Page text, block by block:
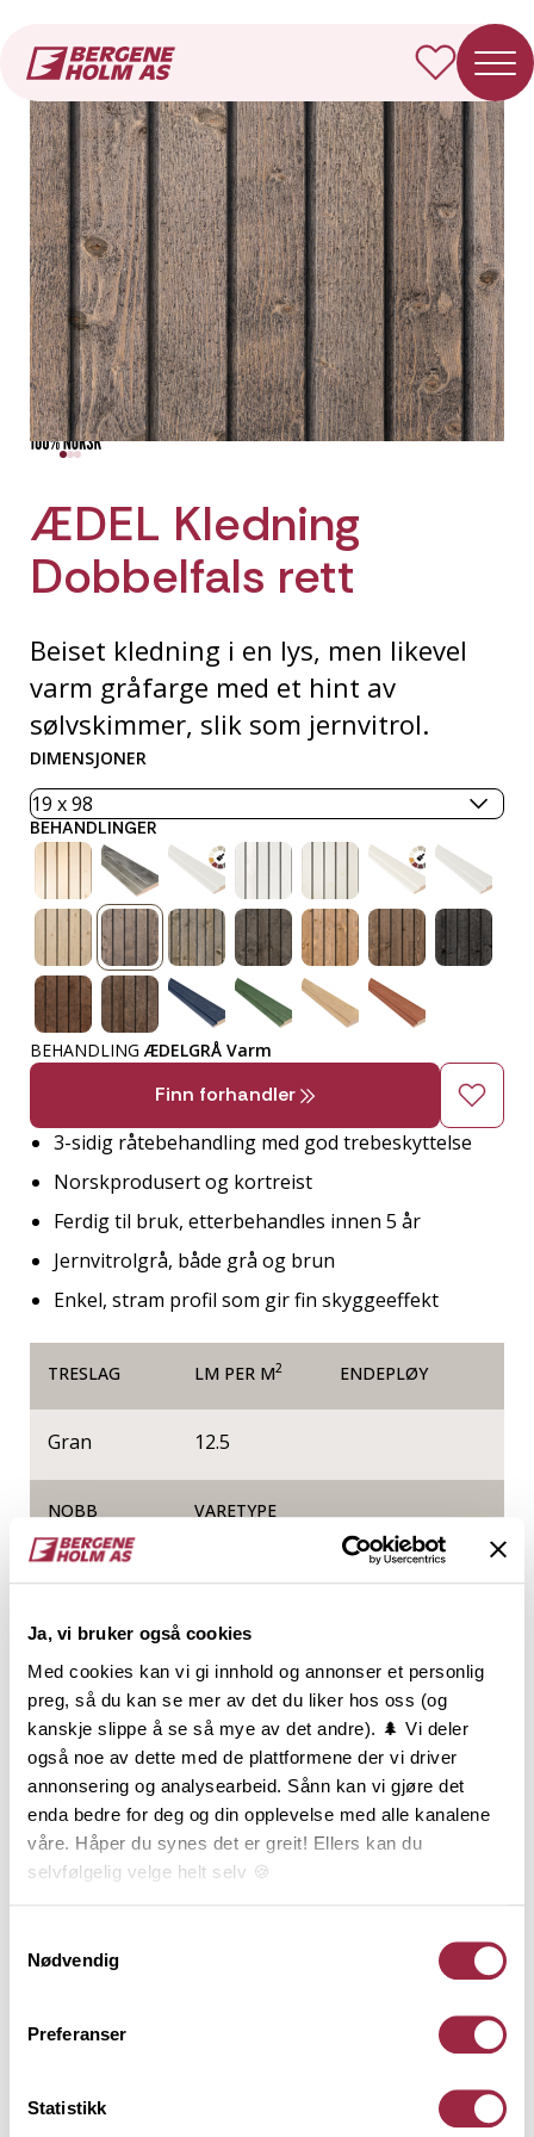
Ja, vi bruker også cookies
Med cookies kan vi gi innhold og annonser et personlig
preg, så du kan se mer av det du liker hos oss (og
kanskje slippe å se så mye av det andre). 🌲 Vi deler
også noe av dette med de plattformene der vi driver
annonsering og analysearbeid. Sånn kan vi gjøre det
enda bedre for deg og din opplevelse med alle kanalene
våre. Håper du synes det er greit! Ellers kan du
selvfølgelig velge helt selv 🍪
Nødvendig
Preferanser
Statistikk
ÆDEL Kledning
Dobbelfals rett
Beiset kledning i en lys, men likevel
varm gråfarge med et hint av
sølvskimmer, slik som jernvitrol.
DIMENSJONER
BEHANDLINGER
BEHANDLING ÆDELGRÅ Varm
Finn forhandler
3-sidig råtebehandling med god trebeskyttelse
Norskprodusert og kortreist
Ferdig til bruk, etterbehandles innen 5 år
Jernvitrolgrå, både grå og brun
Enkel, stram profil som gir fin skyggeeffekt
TRESLAG LM PER M2 ENDEPLØY
Gran 12.5
NOBB VARETYPE
60075660
Produktinformasjon
ÆDELGRÅ Varm er en lys, men likevel varm gråfarge
med et hint av sølvskimmer i undertonen. Er du på
jakt etter et «jernvitrol-uttrykk», er dette fargen for
deg. ÆDELGRÅ Varm vil kle mange typer bygg og vil
bare bli vakrere over tid. Dobbelfals Rett er
kledningen som gir en stram og enkel veggflate. Det
maskuline uttrykket forsterkes av de rette kantene
endepløyd, falset og brukes stående.
Behandling
Teknisk informasjon